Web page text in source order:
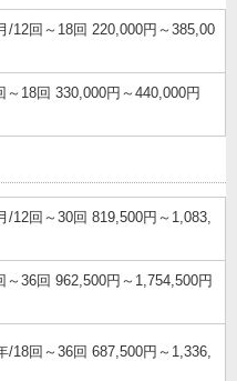
/12回～18回 220,000円～385,00
～18回 330,000円～440,000円
/12回～30回 819,500円～1,083,
～36回 962,500円～1,754,500円
/18回～36回 687,500円～1,336,